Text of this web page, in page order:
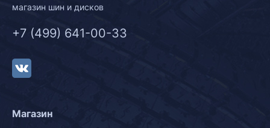
магазин шин и дисков
+7 (499) 641-00-33
Магазин